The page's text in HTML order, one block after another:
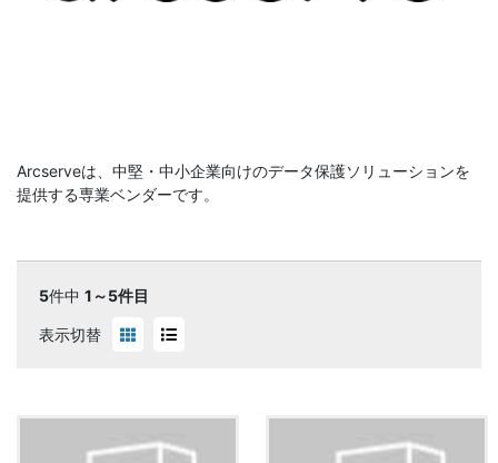
Arcserveは、中堅・中小企業向けのデータ保護ソリューションを
提供する専業ベンダーです。
5件中 1～5件目
表示切替